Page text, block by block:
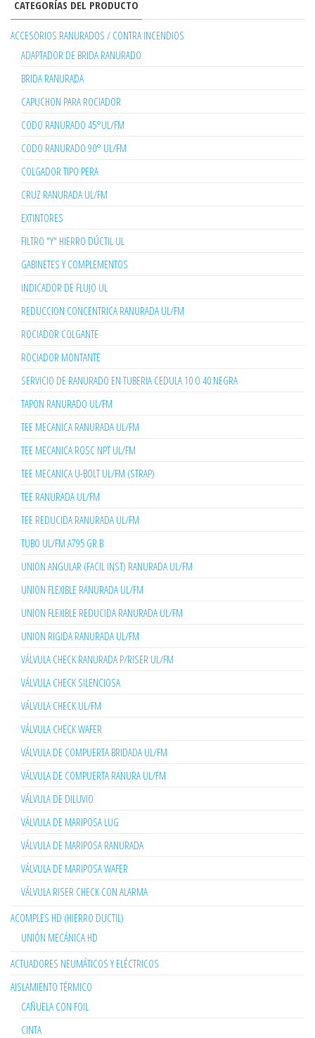
CATEGORÍAS DEL PRODUCTO
ACCESORIOS RANURADOS / CONTRA INCENDIOS
ADAPTADOR DE BRIDA RANURADO
BRIDA RANURADA
CAPUCHON PARA ROCIADOR
CODO RANURADO 45°UL/FM
CODO RANURADO 90° UL/FM
COLGADOR TIPO PERA
CRUZ RANURADA UL/FM
EXTINTORES
FILTRO "Y" HIERRO DÚCTIL UL
GABINETES Y COMPLEMENTOS
INDICADOR DE FLUJO UL
REDUCCION CONCENTRICA RANURADA UL/FM
ROCIADOR COLGANTE
ROCIADOR MONTANTE
SERVICIO DE RANURADO EN TUBERIA CEDULA 10 O 40 NEGRA
TAPON RANURADO UL/FM
TEE MECANICA RANURADA UL/FM
TEE MECANICA ROSC NPT UL/FM
TEE MECANICA U-BOLT UL/FM (STRAP)
TEE RANURADA UL/FM
TEE REDUCIDA RANURADA UL/FM
TUBO UL/FM A795 GR B
UNION ANGULAR (FACIL INST) RANURADA UL/FM
UNION FLEXIBLE RANURADA UL/FM
UNION FLEXIBLE REDUCIDA RANURADA UL/FM
UNION RIGIDA RANURADA UL/FM
VÁLVULA CHECK RANURADA P/RISER UL/FM
VÁLVULA CHECK SILENCIOSA
VÁLVULA CHECK UL/FM
VÁLVULA CHECK WAFER
VÁLVULA DE COMPUERTA BRIDADA UL/FM
VÁLVULA DE COMPUERTA RANURA UL/FM
VÁLVULA DE DILUVIO
VÁLVULA DE MARIPOSA LUG
VÁLVULA DE MARIPOSA RANURADA
VÁLVULA DE MARIPOSA WAFER
VÁLVULA RISER CHECK CON ALARMA
ACOMPLES HD (HIERRO DUCTIL)
UNIÓN MECÁNICA HD
ACTUADORES NEUMÁTICOS Y ELÉCTRICOS
AISLAMIENTO TÉRMICO
CAÑUELA CON FOIL
CINTA